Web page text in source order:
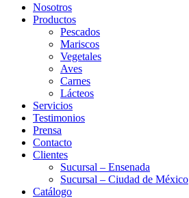
Nosotros
Productos
Pescados
Mariscos
Vegetales
Aves
Carnes
Lácteos
Servicios
Testimonios
Prensa
Contacto
Clientes
Sucursal – Ensenada
Sucursal – Ciudad de México
Catálogo